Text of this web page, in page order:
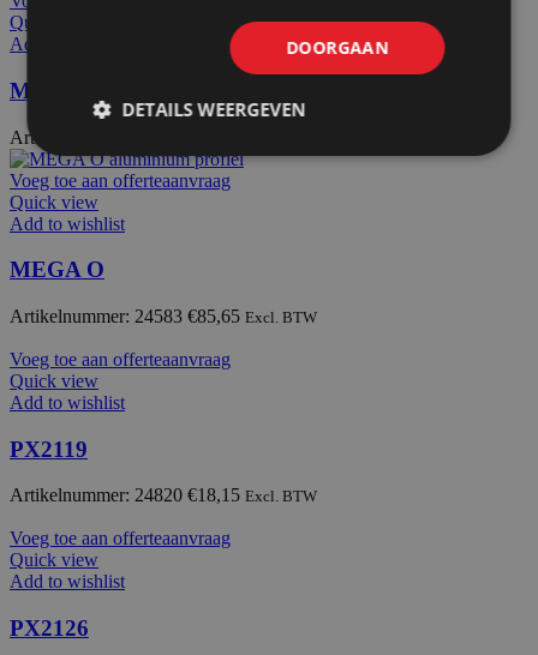
Quick view
Add to wishlist
MOT4
Artikelnummer: 24587
Voeg toe aan offerteaanvraag
Quick view
Add to wishlist
MEGA O
Artikelnummer: 24583 €85,65 Excl. BTW
Voeg toe aan offerteaanvraag
Quick view
Add to wishlist
PX2119
Artikelnummer: 24820 €18,15 Excl. BTW
Voeg toe aan offerteaanvraag
Quick view
Add to wishlist
PX2126
DOORGAAN
DETAILS WEERGEVEN